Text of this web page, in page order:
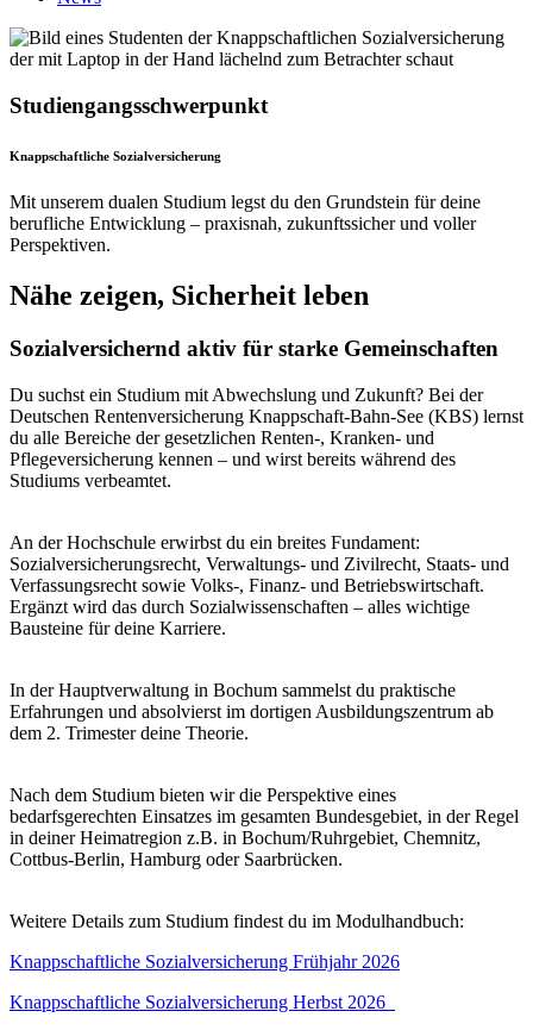
Studiengangsschwerpunkt
Knapp­schaft­liche Sozial­versiche­rung
Mit unserem dualen Studium legst du den Grundstein für deine
berufliche Entwicklung – praxisnah, zukunftssicher und voller
Perspektiven.
Nähe zeigen, Sicherheit leben
Sozialversichernd aktiv für starke Gemeinschaften
Du suchst ein Studium mit Abwechslung und Zukunft? Bei der
Deutschen Rentenversicherung Knappschaft-Bahn-See (KBS) lernst
du alle Bereiche der gesetzlichen Renten-, Kranken- und
Pflegeversicherung kennen – und wirst bereits während des
Studiums verbeamtet.
An der Hochschule erwirbst du ein breites Fundament:
Sozialversicherungsrecht, Verwaltungs- und Zivilrecht, Staats- und
Verfassungsrecht sowie Volks-, Finanz- und Betriebswirtschaft.
Ergänzt wird das durch Sozialwissenschaften – alles wichtige
Bausteine für deine Karriere.
In der Hauptverwaltung in Bochum sammelst du praktische
Erfahrungen und absolvierst im dortigen Ausbildungszentrum ab
dem 2. Trimester deine Theorie.
Nach dem Studium bieten wir die Perspektive eines
bedarfsgerechten Einsatzes im gesamten Bundesgebiet, in der Regel
in deiner Heimatregion z.B. in Bochum/Ruhrgebiet, Chemnitz,
Cottbus-Berlin, Hamburg oder Saarbrücken.
Weitere Details zum Studium findest du im Modulhandbuch:
Knappschaftliche Sozialversicherung Frühjahr 2026
Knappschaftliche Sozialversicherung Herbst 2026